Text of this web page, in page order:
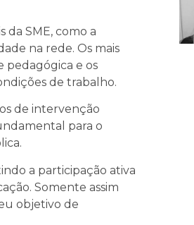
da SME, como a
na rede. Os mais
pedagógica e os
de trabalho.
de intervenção
para o
a participação ativa
Somente assim
objetivo de